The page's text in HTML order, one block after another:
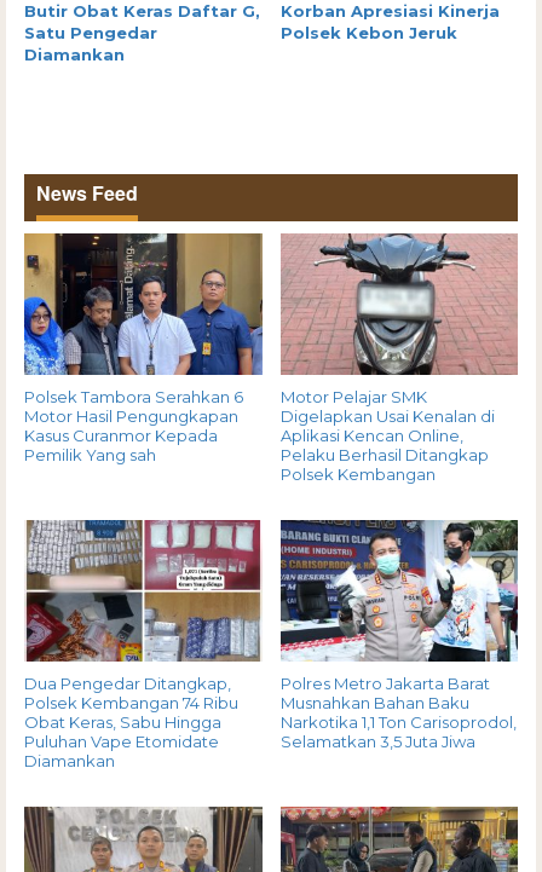
Butir Obat Keras Daftar G,
Satu Pengedar
Diamankan
Korban Apresiasi Kinerja
Polsek Kebon Jeruk
News Feed
Polsek Tambora Serahkan 6
Motor Hasil Pengungkapan
Kasus Curanmor Kepada
Pemilik Yang sah
Motor Pelajar SMK
Digelapkan Usai Kenalan di
Aplikasi Kencan Online,
Pelaku Berhasil Ditangkap
Polsek Kembangan
Dua Pengedar Ditangkap,
Polsek Kembangan 74 Ribu
Obat Keras, Sabu Hingga
Puluhan Vape Etomidate
Diamankan
Polres Metro Jakarta Barat
Musnahkan Bahan Baku
Narkotika 1,1 Ton Carisoprodol,
Selamatkan 3,5 Juta Jiwa